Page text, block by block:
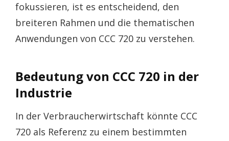
fokussieren, ist es entscheidend, den
breiteren Rahmen und die thematischen
Anwendungen von CCC 720 zu verstehen.
Bedeutung von CCC 720 in der
Industrie
In der Verbraucherwirtschaft könnte CCC
720 als Referenz zu einem bestimmten